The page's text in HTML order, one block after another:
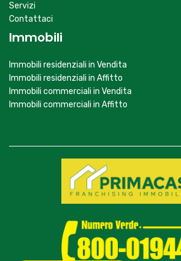
Servizi
Contattaci
Immobili
Immobili residenziali in Vendita
Immobili residenziali in Affitto
Immobili commerciali in Vendita
Immobili commerciali in Affitto